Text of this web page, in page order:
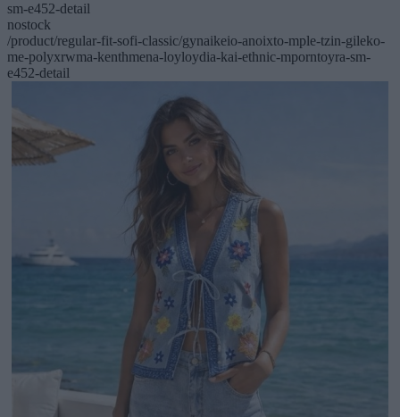
sm-e452-detail
nostock
/product/regular-fit-sofi-classic/gynaikeio-anoixto-mple-tzin-gileko-
me-polyxrwma-kenthmena-loyloydia-kai-ethnic-mporntoyra-sm-
e452-detail